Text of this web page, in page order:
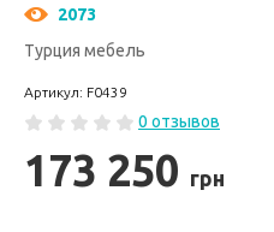
2073
Турция мебель
Артикул: F0439
0 отзывов
173 250 грн